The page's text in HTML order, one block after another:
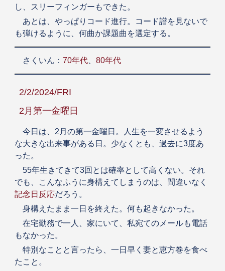
し、スリーフィンガーもできた。
あとは、やっぱりコード進行。コード譜を見ないで
も弾けるように、何曲か課題曲を選定する。
さくいん： 70年代、 80年代
2/2/2024/FRI
2月第一金曜日
今日は、2月の第一金曜日。人生を一変させるよう
な大きな出来事がある日。少なくとも、過去に3度あ
った。
55年生きてきて3回とは確率として高くない。それ
でも、こんなふうに身構えてしまうのは、間違いなく
記念日反応だろう。
身構えたまま一日を終えた。何も起きなかった。
在宅勤務で一人、家にいて、私宛てのメールも電話
もなかった。
特別なことと言ったら、一日早く妻と恵方巻を食べ
たこと。